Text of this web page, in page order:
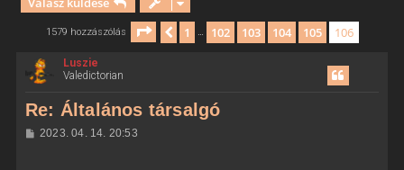
1579 hozzászólás Oldal: 106 /106
Előző
1 … 102 103 104 105 106
Luszie
Valedictorian
Re: Általános társalgó
H
2023. 04. 14. 20:53